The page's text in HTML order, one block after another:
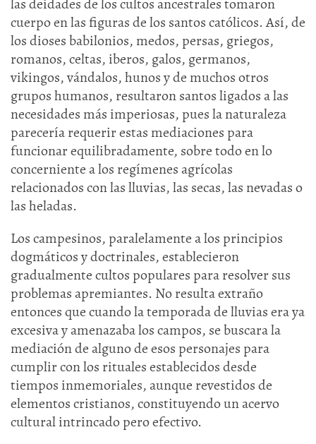
las deidades de los cultos ancestrales tomaron
cuerpo en las figuras de los santos católicos. Así, de
los dioses babilonios, medos, persas, griegos,
romanos, celtas, iberos, galos, germanos,
vikingos, vándalos, hunos y de muchos otros
grupos humanos, resultaron santos ligados a las
necesidades más imperiosas, pues la naturaleza
parecería requerir estas mediaciones para
funcionar equilibradamente, sobre todo en lo
concerniente a los regímenes agrícolas
relacionados con las lluvias, las secas, las nevadas o
las heladas.
Los campesinos, paralelamente a los principios
dogmáticos y doctrinales, establecieron
gradualmente cultos populares para resolver sus
problemas apremiantes. No resulta extraño
entonces que cuando la temporada de lluvias era ya
excesiva y amenazaba los campos, se buscara la
mediación de alguno de esos personajes para
cumplir con los rituales establecidos desde
tiempos inmemoriales, aunque revestidos de
elementos cristianos, constituyendo un acervo
cultural intrincado pero efectivo.